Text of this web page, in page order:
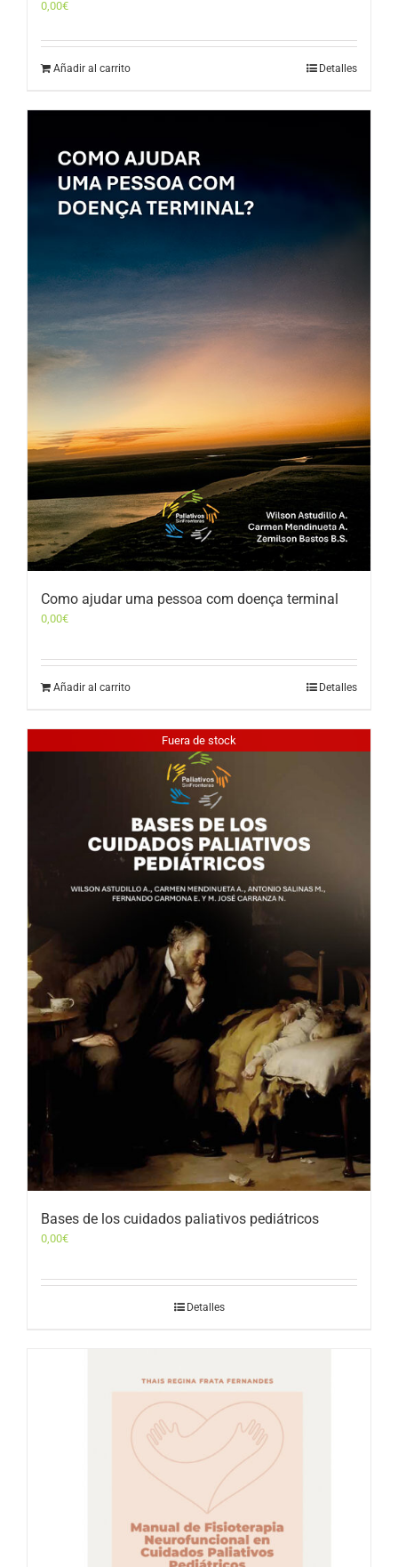
0,00€
Añadir al carrito Detalles
Como ajudar uma pessoa com doença terminal
0,00€
Añadir al carrito Detalles
Fuera de stock
Bases de los cuidados paliativos pediátricos
0,00€
Detalles